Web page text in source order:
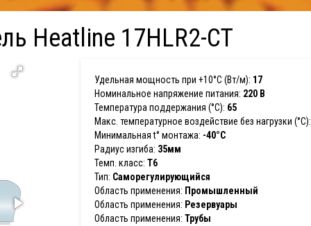
Heatline 17HLR2-CT
Удельная мощность при +10°С (Вт/м): 17
Номинальное напряжение питания: 220 В
Температура поддержания (°С): 65
Макс. температурное воздействие без нагрузки (°С):
Минимальная t° монтажа: -40°С
Радиус изгиба: 35мм
Темп. класс: T6
Тип: Саморегулирующийся
Область применения: Промышленный
Область применения: Резервуары
Область применения: Трубы